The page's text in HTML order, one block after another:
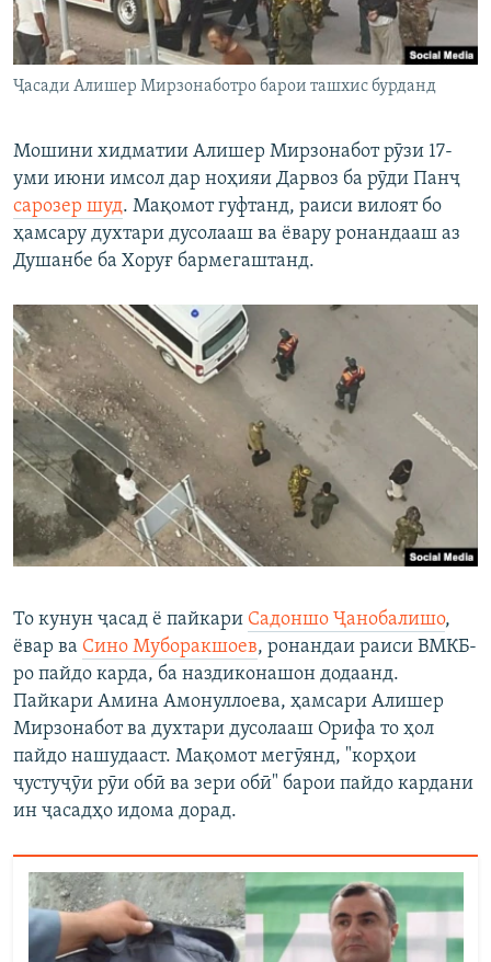
Ҷасади Алишер Мирзонаботро барои ташхис бурданд
Мошини хидматии Алишер Мирзонабот рӯзи 17-
уми июни имсол дар ноҳияи Дарвоз ба рӯди Панҷ
сарозер шуд. Мақомот гуфтанд, раиси вилоят бо
ҳамсару духтари дусолааш ва ёвару ронандааш аз
Душанбе ба Хоруғ бармегаштанд.
То кунун ҷасад ё пайкари Садоншо Ҷанобалишо,
ёвар ва Сино Муборакшоев, ронандаи раиси ВМКБ-
ро пайдо карда, ба наздиконашон додаанд.
Пайкари Амина Амонуллоева, ҳамсари Алишер
Мирзонабот ва духтари дусолааш Орифа то ҳол
пайдо нашудааст. Мақомот мегӯянд, "корҳои
ҷустуҷӯи рӯи обӣ ва зери обӣ" барои пайдо кардани
ин ҷасадҳо идома дорад.